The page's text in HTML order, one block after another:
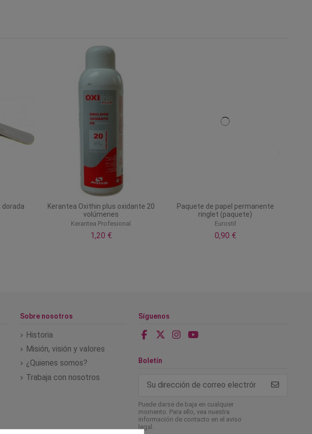
dorada
Kerantea Oxithin plus oxidante 20
volúmenes
Kerantea Profesional
1,20 €
Paquete de papel permanente
ringlet (paquete)
Eurostil
0,90 €
Sobre nosotros
Historia
Misión, visión y valores
¿Quienes somos?
Trabaja con nosotros
Síguenos
Boletín
Puede darse de baja en cualquier
momento. Para ello, vea nuestra
información de contacto en el aviso
legal.